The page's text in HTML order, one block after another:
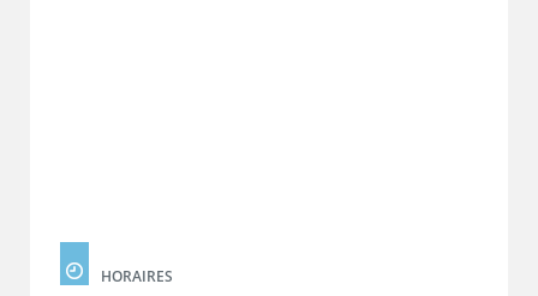
HORAIRES